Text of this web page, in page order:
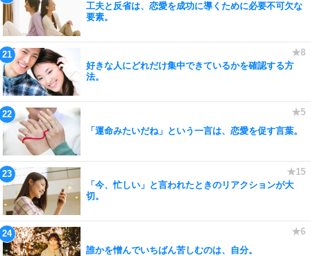
工夫と反省は、恋愛を成功に導くために必要不可欠な
要素。
好きな人にどれだけ集中できているかを確認する方
法。
「運命みたいだね」という一言は、恋愛を促す言葉。
「今、忙しい」と言われたときのリアクションが大
切。
誰かを憎んでいちばん苦しむのは、自分。